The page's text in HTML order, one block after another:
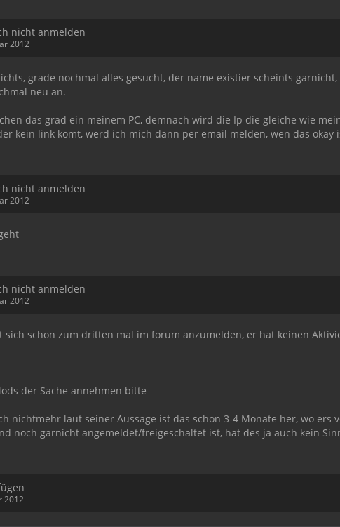
nicht anmelden
2012
grade nochmal alles gesucht, der name existier scheints
neu an.
das grad ein meinem PC, demnach wird die Ip die gleiche wie
kein link komt, werd ich mich dann per email melden, wen das okay
nicht anmelden
2012
nicht anmelden
2012
sich schon zum dritten mal im forum anzumelden, er hat keinen
der Sache annehmen bitte
nichtmehr laut seiner Aussage ist das schon 3-4 Monate her, wo
noch garnicht angemeldet/freigeschaltet ist, hat des ja auch kein
2012